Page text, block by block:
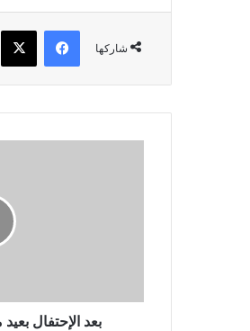
شاركها
فيسبوك ‫X
كبير
بعد الإحتفال